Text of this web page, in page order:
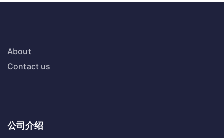
About
Contact us
公司介绍